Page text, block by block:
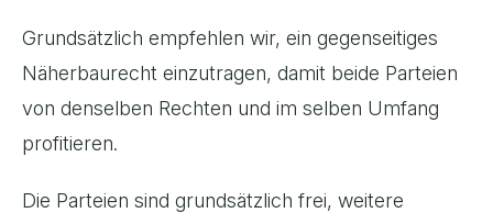
Grundsätzlich empfehlen wir, ein gegenseitiges
Näherbaurecht einzutragen, damit beide Parteien
von denselben Rechten und im selben Umfang
profitieren.
Die Parteien sind grundsätzlich frei, weitere